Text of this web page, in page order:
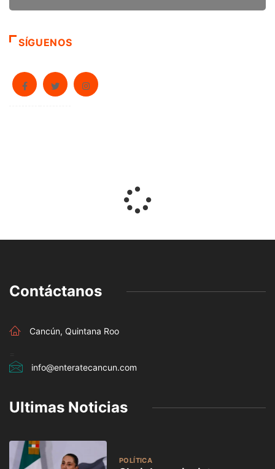
SÍGUENOS
Contáctanos
Cancún, Quintana Roo
info@enteratecancun.com
Ultimas Noticias
POLÍTICA